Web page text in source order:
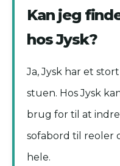
Kan jeg
hos Jysk?
Ja, Jysk har et
stuen. Hos Jysk
brug for til at
sofabord til reoler
hele.